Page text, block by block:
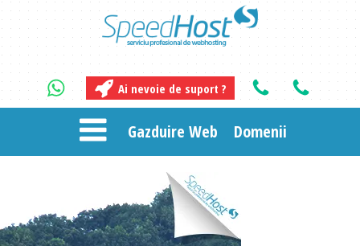
Ai nevoie de suport ?
Gazduire Web Domenii